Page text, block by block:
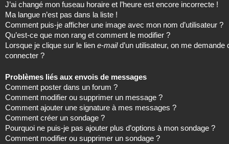
J’ai changé mon fuseau horaire et l’heure est encore incorrecte !
Ma langue n’est pas dans la liste !
Comment puis-je afficher une image avec mon nom d’utilisateur ?
Qu’est-ce que mon rang et comment le modifier ?
Lorsque je clique sur le lien e-maild’un utilisateur, on me demande
connecter ?
Problèmes liés aux envois de messages
Comment poster dans un forum ?
Comment modifier ou supprimer un message ?
Comment ajouter une signature à mes messages ?
Comment créer un sondage ?
Pourquoi ne puis-je pas ajouter plus d’options à mon sondage ?
Comment modifier ou supprimer un sondage ?